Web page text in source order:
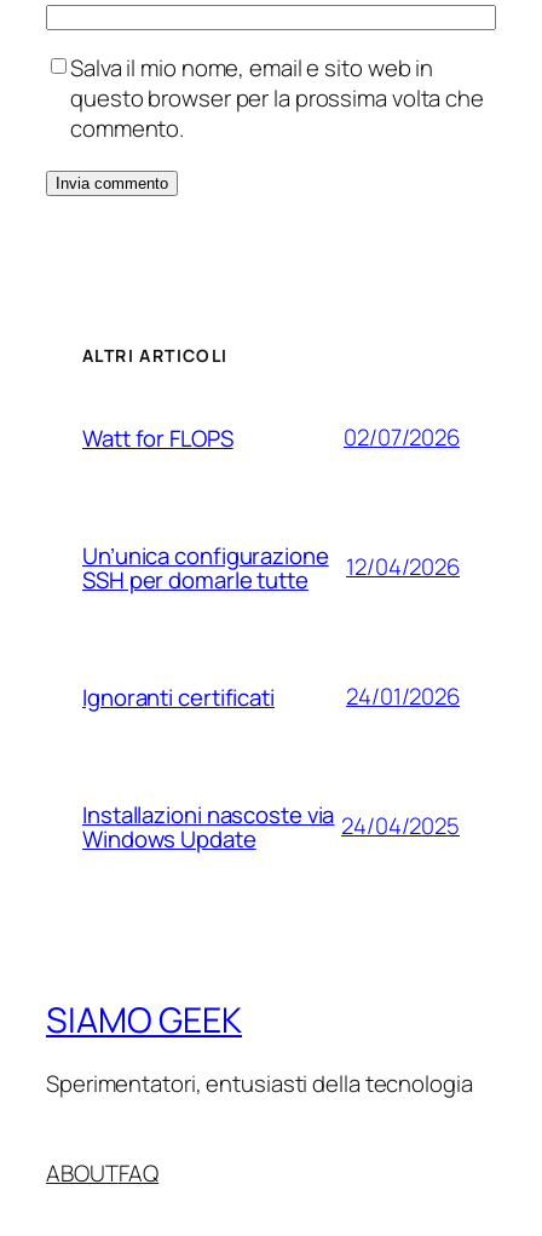
Salva il mio nome, email e sito web in
questo browser per la prossima volta che
commento.
ALTRI ARTICOLI
Watt for FLOPS 02/07/2026
Un’unica configurazione
SSH per domarle tutte 12/04/2026
Ignoranti certificati 24/01/2026
Installazioni nascoste via
Windows Update 24/04/2025
SIAMO GEEK
Sperimentatori, entusiasti della tecnologia
ABOUTFAQ